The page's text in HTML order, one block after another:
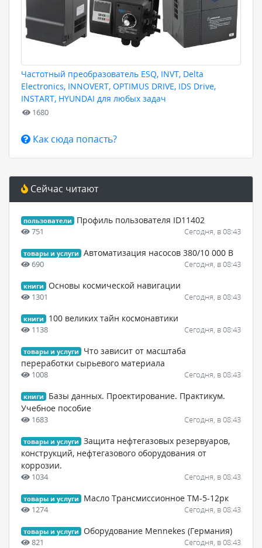
Частотный преобразователь ESQ, INVT, Delta
Electronics, INNOVERT, OPTIMUS DRIVE, IDS Drive,
INSTART, HYUNDAI для любых задач
1680
Как сюда попасть?
Сейчас читают
пользователи Профиль пользователя ID11402
751 Сегодня, в 08:43
товары и услуги Автоматизация насосов 380/10 000 В
690 Сегодня, в 08:43
книги Основы космической навигации
1301 Сегодня, в 08:43
книги 100 великих тайн космонавтики
1138 Сегодня, в 08:43
товары и услуги
Что зависит от масштаба
переработки сырьевого материала
1008 Сегодня, в 08:43
книги
Базы данных. Проектирование. Практикум.
Учебное пособие
1683 Сегодня, в 08:43
товары и услуги
Защита нефтегазовых резервуаров,
конструкций, нефтегазового оборудования от
коррозии.
1034 Сегодня, в 08:43
товары и услуги Масло Трансмиссионное ТМ-5-12рк
1274 Сегодня, в 08:43
товары и услуги Оборудование Mennekes (Германия)
821 Сегодня, в 08:43